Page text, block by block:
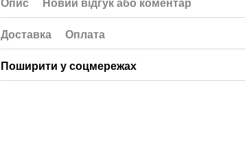
Опис Новий відгук або коментар
Доставка Оплата
Поширити у соцмережах